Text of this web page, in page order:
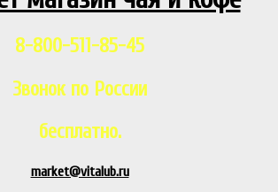
8-800-511-85-45
Звонок по России
бесплатно.
market@vitalub.ru